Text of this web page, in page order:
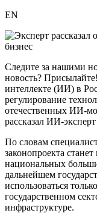
EN
Следите за нашими
новость?
интеллекте (ИИ) в
регулирование
отечественных ИИ-
рассказал ИИ-
По словам
законопроекта
национальных
дальнейшем
использоваться
государственном
инфраструктуре.